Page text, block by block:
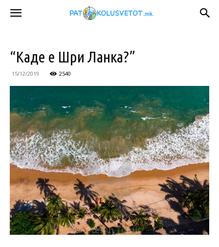
“Каде е Шри Ланка?”
15/12/2019 2540